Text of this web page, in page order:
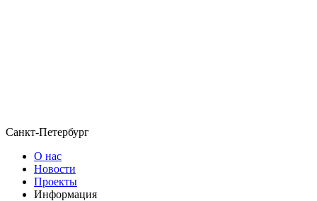
Санкт-Петербург
О нас
Новости
Проекты
Информация